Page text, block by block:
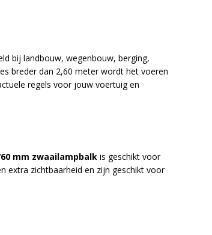
bij landbouw, wegenbouw, berging,
breder dan 2,60 meter wordt het voeren
regels voor jouw voertuig en
mm zwaailampbalk is geschikt voor
extra zichtbaarheid en zijn geschikt voor